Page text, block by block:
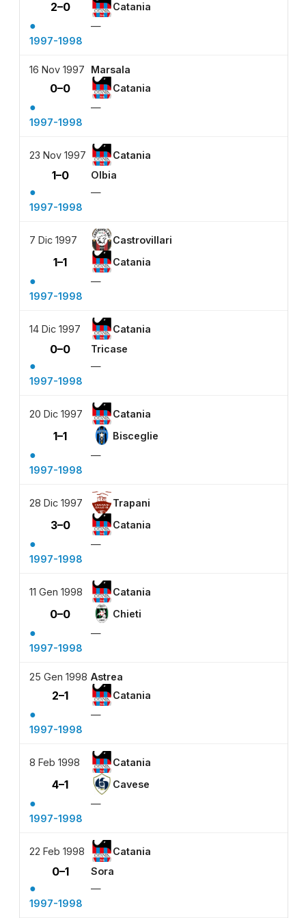
2–0 Catania
●
—
1997-1998
16 Nov 1997 Marsala
0–0 Catania
●
—
1997-1998
23 Nov 1997 Catania
1–0 Olbia
●
—
1997-1998
7 Dic 1997 Castrovillari
1–1 Catania
●
—
1997-1998
14 Dic 1997 Catania
0–0 Tricase
●
—
1997-1998
20 Dic 1997 Catania
1–1 Bisceglie
●
—
1997-1998
28 Dic 1997 Trapani
3–0 Catania
●
—
1997-1998
11 Gen 1998 Catania
0–0 Chieti
●
—
1997-1998
25 Gen 1998 Astrea
2–1 Catania
●
—
1997-1998
8 Feb 1998 Catania
4–1 Cavese
●
—
1997-1998
22 Feb 1998 Catania
0–1 Sora
●
—
1997-1998